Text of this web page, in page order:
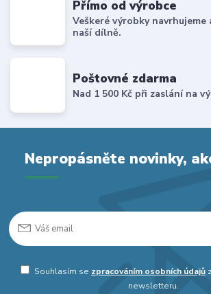
Přímo od výrobce
Veškeré výrobky navrhujeme
naší dílně.
Poštovné zdarma
Nad 1 500 Kč při zaslání na
Nepropásněte novinky,
Souhlasím se zpracováním osobních údajů
newsletteru.